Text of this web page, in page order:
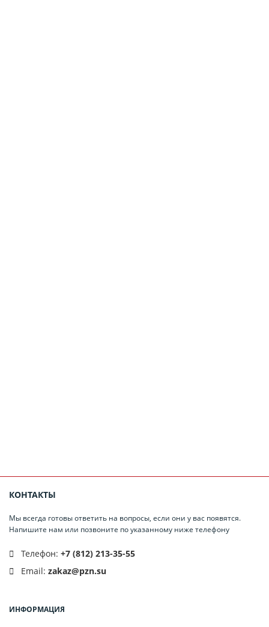
КОНТАКТЫ
Мы всегда готовы ответить на вопросы, если они у вас появятся.
Напишите нам или позвоните по указанному ниже телефону
Телефон: +7 (812) 213-35-55
Email: zakaz@pzn.su
ИНФОРМАЦИЯ